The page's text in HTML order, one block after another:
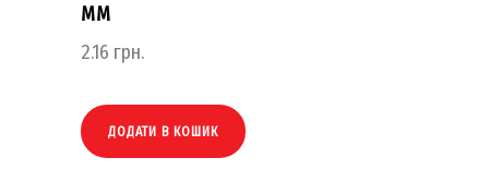
ММ
2.16 грн.
ДОДАТИ В КОШИК